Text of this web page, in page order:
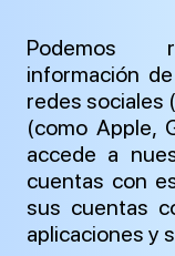
Podemos
información
redes sociales
(como Apple,
accede a
cuentas con
sus cuentas
aplicaciones y